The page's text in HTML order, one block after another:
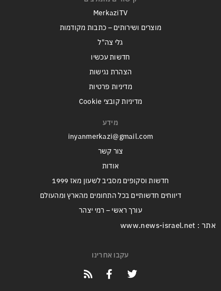
MerkaziTV
מוצרים ושירותים – כתבות מקודמות
גלי צה"ל
חדשות עכשיו
הצהרת נגישות
מדיניות פרטיות
מדיניות קובצי Cookie
מידע
inyanmerkazi@gmail.com
צור קשר
אודות
חדשות וסקופים מסביב לשעון מאז 1999
דיווחים חדשותיים בכל התחומים מהארץ ומהעולם
עורך ראשי – רמי יצהר
אתר : www.news-israel.net
עקבו אחרינו